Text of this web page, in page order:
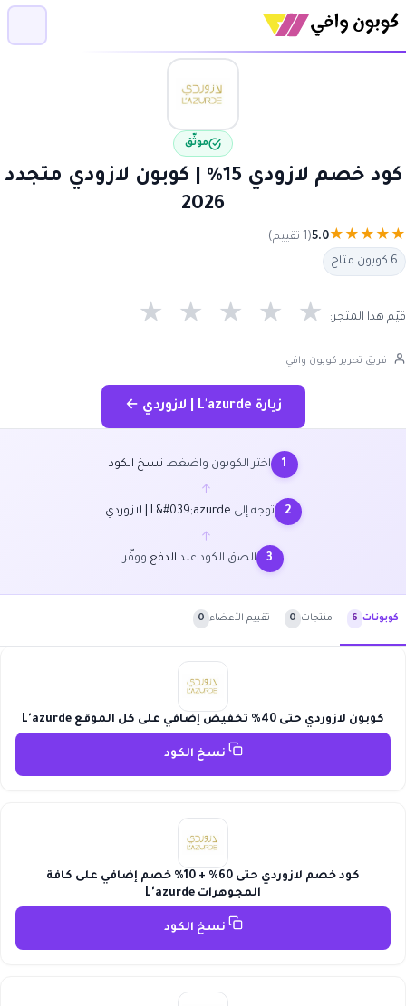
موثّق
كود خصم لازودي 15% | كوبون لازودي متجدد
2026
★
★
★
★
★
5.0(1 تقييم)
6 كوبون متاح
قيّم هذا المتجر: ★ ★ ★ ★ ★
فريق تحرير كوبون وافي
زيارة L'azurde | لازوردي ←
1 اختر الكوبون واضغط نسخ الكود
←
2 توجه إلى L&#039;azurde | لازوردي
←
3 الصق الكود عند الدفع ووفّر
كوبونات 6 منتجات 0 تقييم الأعضاء 0
كوبون لازوردي حتى 40% تخفيض إضافي على كل الموقع L'azurde
نسخ الكود
كود خصم لازوردي حتى 60% + 10% خصم إضافي على كافة
المجوهرات L'azurde
نسخ الكود